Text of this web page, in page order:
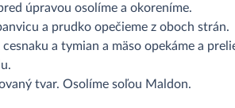
úpravou osolíme a okoreníme.
a prudko opečieme z oboch strán.
a tymian a mäso opekáme a
tvar. Osolíme soľou Maldon.